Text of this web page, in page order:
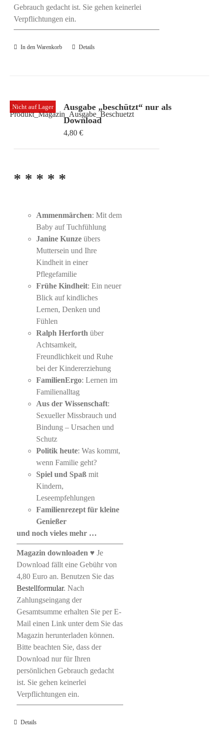
Gebrauch gedacht ist. Sie gehen keinerlei
Verpflichtungen ein.
In den Warenkorb Details
Nicht auf Lager
Ausgabe „beschützt“ nur als
Download
4,80€
* * * * *
Ammenmärchen: Mit dem
Baby auf Tuchfühlung
Janine Kunze übers
Muttersein und Ihre
Kindheit in einer
Pflegefamilie
Frühe Kindheit: Ein neuer
Blick auf kindliches
Lernen, Denken und
Fühlen
Ralph Herforth über
Achtsamkeit,
Freundlichkeit und Ruhe
bei der Kindererziehung
FamilienErgo: Lernen im
Familienalltag
Aus der Wissenschaft:
Sexueller Missbrauch und
Bindung – Ursachen und
Schutz
Politik heute: Was kommt,
wenn Familie geht?
Spiel und Spaß mit
Kindern,
Leseempfehlungen
Familienrezeptfür kleine
Genießer
und noch vieles mehr …
Magazin downloaden ♥ Je
Download fällt eine Gebühr von
4,80 Euro an. Benutzen Sie das
Bestellformular. Nach
Zahlungseingang der
Gesamtsumme erhalten Sie per E-
Mail einen Link unter dem Sie das
Magazin herunterladen können.
Bitte beachten Sie, dass der
Download nur für Ihren
persönlichen Gebrauch gedacht
ist. Sie gehen keinerlei
Verpflichtungen ein.
Details